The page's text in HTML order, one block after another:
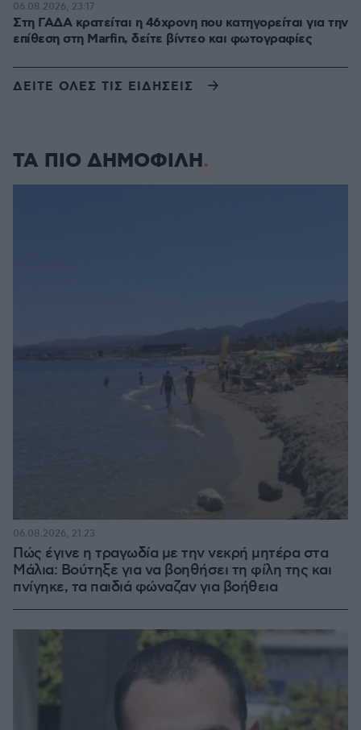
Στη ΓΑΔΑ κρατείται η 46χρονη που κατηγορείται για την
επίθεση στη Marfin, δείτε βίντεο και φωτογραφίες
06.08.2026, 23:17
ΔΕΙΤΕ ΟΛΕΣ ΤΙΣ ΕΙΔΗΣΕΙΣ
ΤΑ ΠΙΟ ΔΗΜΟΦΙΛΗ
Πώς έγινε η τραγωδία με την νεκρή μητέρα στα
Μάλια: Βούτηξε για να βοηθήσει τη φίλη της και
πνίγηκε, τα παιδιά φώναζαν για βοήθεια
06.08.2026, 21:23